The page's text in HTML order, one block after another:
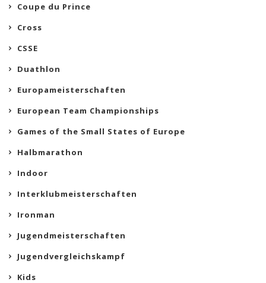
Coupe du Prince
Cross
CSSE
Duathlon
Europameisterschaften
European Team Championships
Games of the Small States of Europe
Halbmarathon
Indoor
Interklubmeisterschaften
Ironman
Jugendmeisterschaften
Jugendvergleichskampf
Kids